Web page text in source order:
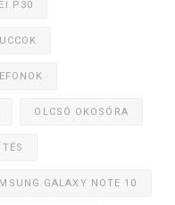
P30
OLCSÓ OKOSÓRA
GALAXY NOTE 10